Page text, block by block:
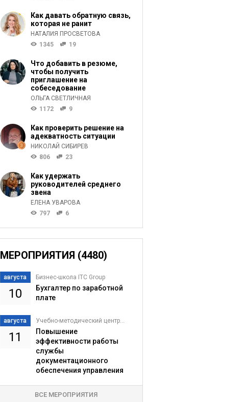
Как давать обратную связь,
которая не ранит
НАТАЛИЯ ПРОСВЕТОВА
1345
19
Что добавить в резюме,
чтобы получить
приглашение на
собеседование
ОЛЬГА СВЕТЛИЧНАЯ
1172
9
Как проверить решение на
адекватность ситуации
НИКОЛАЙ СИБИРЕВ
806
23
Как удержать
руководителей среднего
звена
ЕЛЕНА УВАРОВА
797
6
МЕРОПРИЯТИЯ (4480)
августа
10
Бизнес-школа ITC Group
Бухгалтер по заработной
плате
августа
11
Учебно-методический центр...
Повышение
эффективности работы
службы
документационного
обеспечения управления
ВСЕ МЕРОПРИЯТИЯ